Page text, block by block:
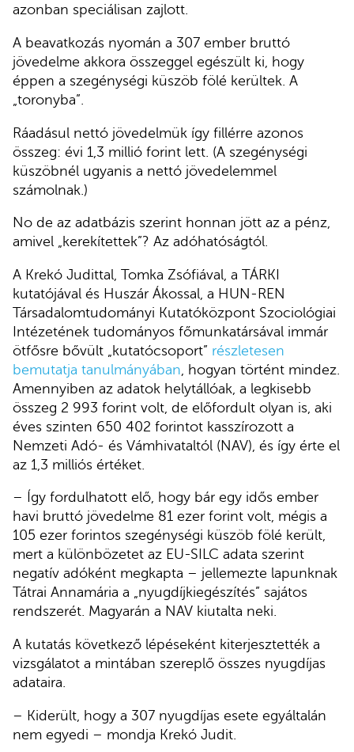
azonban speciálisan zajlott.
A beavatkozás nyomán a 307 ember bruttó
jövedelme akkora összeggel egészült ki, hogy
éppen a szegénységi küszöb fölé kerültek. A
„toronyba”.
Ráadásul nettó jövedelmük így fillérre azonos
összeg: évi 1,3 millió forint lett. (A szegénységi
küszöbnél ugyanis a nettó jövedelemmel
számolnak.)
No de az adatbázis szerint honnan jött az a pénz,
amivel „kerekítettek”? Az adóhatóságtól.
A Krekó Judittal, Tomka Zsófiával, a TÁRKI
kutatójával és Huszár Ákossal, a HUN-REN
Társadalomtudományi Kutatóközpont Szociológiai
Intézetének tudományos főmunkatársával immár
ötfősre bővült „kutatócsoport” részletesen
bemutatja tanulmányában , hogyan történt mindez.
Amennyiben az adatok helytállóak, a legkisebb
összeg 2 993 forint volt, de előfordult olyan is, aki
éves szinten 650 402 forintot kasszírozott a
Nemzeti Adó- és Vámhivataltól (NAV), és így érte el
az 1,3 milliós értéket.
– Így fordulhatott elő, hogy bár egy idős ember
havi bruttó jövedelme 81 ezer forint volt, mégis a
105 ezer forintos szegénységi küszöb fölé került,
mert a különbözetet az EU-SILC adata szerint
negatív adóként megkapta – jellemezte lapunknak
Tátrai Annamária a „nyugdíjkiegészítés” sajátos
rendszerét. Magyarán a NAV kiutalta neki.
A kutatás következő lépéseként kiterjesztették a
vizsgálatot a mintában szereplő összes nyugdíjas
adataira.
– Kiderült, hogy a 307 nyugdíjas esete egyáltalán
nem egyedi – mondja Krekó Judit.